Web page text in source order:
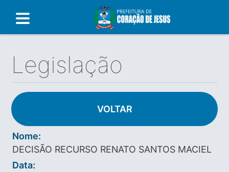
Legislação
VOLTAR
Nome:
DECISÃO RECURSO RENATO SANTOS MACIEL
Data: